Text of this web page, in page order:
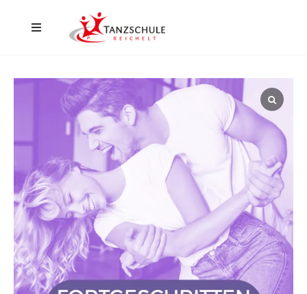
Düsseldorf
Hilden
Events
Aktuelles
Kontakt
Shop